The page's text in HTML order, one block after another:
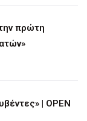
πρώτη
| OPEN